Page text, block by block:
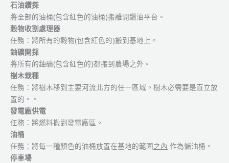
石油鑽探
將全部的油桶(包含紅色的油桶)搬離開鑽油平台。
穀物收割處理器
任務：將所有的榖物(包含紅色的)搬到基地上。
鈾礦開採
將所有的鈾礦(包含紅色的)都搬到農場之外。
樹木栽種
任務：將樹木移到主要河流北方的任一區域。樹木必需要是直立放
置的。。
發電廠供電
任務：將燃料搬到發電廠區。
油桶
任務：將每一種顏色的油桶放置在基地的範圍之內 作為儲油桶。
停車場